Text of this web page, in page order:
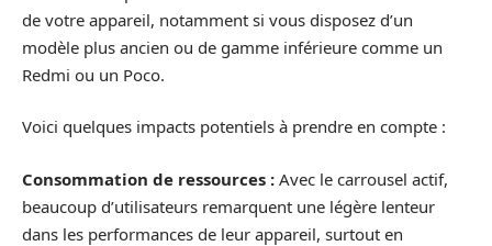
de votre appareil, notamment si vous disposez d’un
modèle plus ancien ou de gamme inférieure comme un
Redmi ou un Poco.
Voici quelques impacts potentiels à prendre en compte :
Consommation de ressources : Avec le carrousel actif,
beaucoup d’utilisateurs remarquent une légère lenteur
dans les performances de leur appareil, surtout en